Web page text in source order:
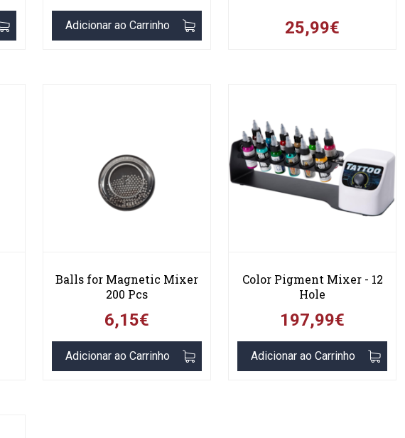
Adicionar ao Carrinho 25,99€
Balls for Magnetic Mixer
200 Pcs
6,15€
Adicionar ao Carrinho
Color Pigment Mixer - 12
Hole
197,99€
Adicionar ao Carrinho